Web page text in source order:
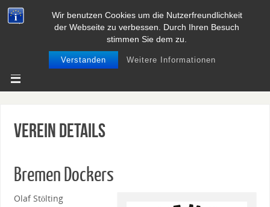
Wir benutzen Cookies um die Nutzerfreundlichkeit
der Webseite zu verbessen. Durch Ihren Besuch
stimmen Sie dem zu.
Verstanden Weitere Informationen
BASEBALL UND SOFTBALL IN
NIEDERSACHSEN
Verein Details
Bremen Dockers
Olaf Stölting